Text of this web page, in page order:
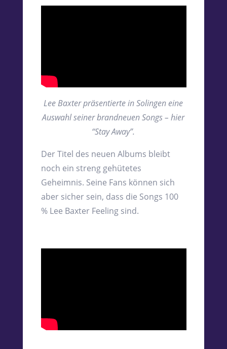
Lee Baxter präsentierte in Solingen eine
Auswahl seiner brandneuen Songs – hier
“Stay Away”.
Der Titel des neuen Albums bleibt
noch ein streng gehütetes
Geheimnis. Seine Fans können sich
aber sicher sein, dass die Songs 100
% Lee Baxter Feeling sind.